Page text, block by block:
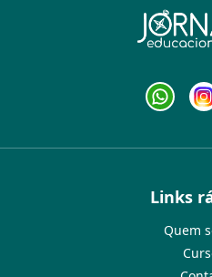
Links
Quem